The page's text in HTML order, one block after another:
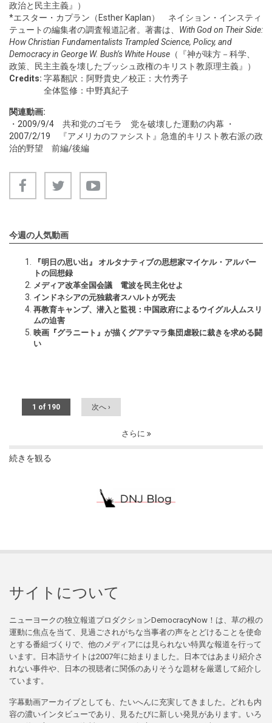
政治と民主主義』）
*エスター・カプラン（Esther Kaplan） ネイション・インスティ
テュートの編集者の調査報道記者。著書は、 With God on Their Side:
How Christian Fundamentalists Trampled Science, Policy, and
Democracy in George W. Bush’s White House （『神が味方－科学、
政策、民主主義を壊したブッシュ政権のキリスト教原理主義』）
Credits: 字幕翻訳：阿野貴史／校正：大竹秀子
全体監修：中野真紀子
関連動画:
・ 2009/9/4 共和党のゴモラ 党を破壊した運動の内幕 ・
2007/2/19 『アメリカのファシスト』急進的キリスト教右派の政
治的野望 前編/後編
今週の人気動画
『明日の思い出』 オルタナティブの思想家マイケル・アルバー
トの回想録
メディア改革全国会議 電波を民主化せよ
インドネシアの元独裁者スハルトが死去
再教育キャンプ、潜入と監視：中国政府によるウイグル人ムスリ
ムの迫害
映画『グラニート』が描くグアテマラ集団虐殺に裁きを求める闘
い
1 of 190 次へ ›
さらに
続きを観る
サイトについて
ニューヨークの独立報道プロダクションDemocracyNow！は、草の根の
運動に焦点を当て、見過ごされがちな当事者の声をとどけることを使命
とする番組づくりで、他のメディアには見られない特異な報道を行って
います。日本語サイトは2007年に始まりました。日本ではあまり紹介さ
れない事件や、日本の視聴者に関係のありそうな題材を厳選して紹介し
ています。
字幕動画アーカイブとしても、たいへんに充実してきました。どれも内
容の濃いインタビューであり、見るたびに新しい発見があります。いろ